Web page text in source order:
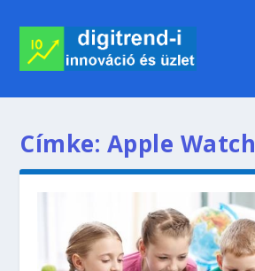
Címke: Apple Watch